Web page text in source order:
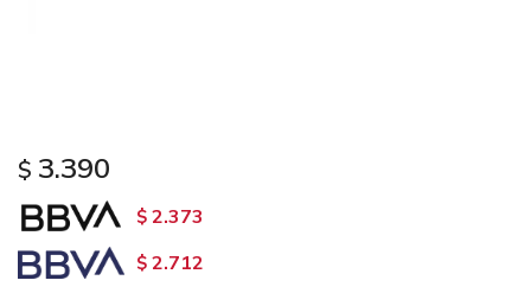
$ 3.390
$ 2.373
$ 2.712